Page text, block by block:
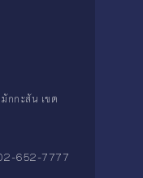
กกะสัน เขต
652-7777